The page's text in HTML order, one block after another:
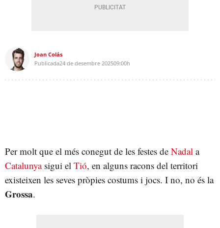
Joan Colás
Publicada24 de desembre 202509:00h
Per molt que el més conegut de les festes de Nadal a
Catalunyasigui el Tió, en alguns racons del territori
existeixen les seves pròpies costums i jocs. I no, no és la
Grossa.